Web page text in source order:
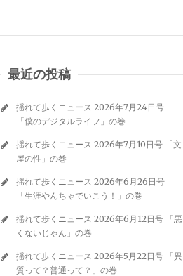
最近の投稿
揺れて歩くニュース 2026年7月24日号
「僕のデジタルライフ」の巻
揺れて歩くニュース 2026年7月10日号 「文
屋の性」の巻
揺れて歩くニュース 2026年6月26日号
「生涯やんちゃでいこう！」の巻
揺れて歩くニュース 2026年6月12日号 「悪
くないじゃん」の巻
揺れて歩くニュース 2026年5月22日号 「異
質って？普通って？」の巻